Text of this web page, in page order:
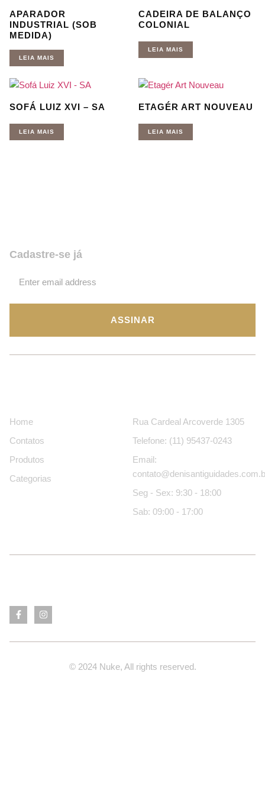
APARADOR
INDUSTRIAL (SOB
MEDIDA)
LEIA MAIS
CADEIRA DE BALANÇO
COLONIAL
LEIA MAIS
SOFÁ LUIZ XVI – SA
LEIA MAIS
ETAGÉR ART NOUVEAU
LEIA MAIS
Cadastre-se já
ASSINAR
Home
Contatos
Produtos
Categorias
Rua Cardeal Arcoverde 1305
Telefone: (11) 95437-0243
Email:
Seg - Sex: 9:30 - 18:00
Sab: 09:00 - 17:00
© 2024 Nuke, All rights reserved.